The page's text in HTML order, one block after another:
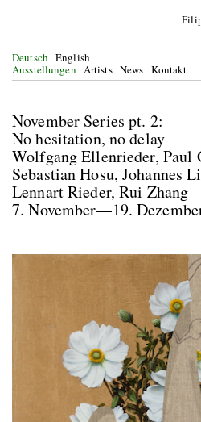
Deutsch English
Ausstellungen Artists News Kontakt
November Series pt. 2:
No hesitation, no delay
Wolfgang Ellenrieder, Paul
Sebastian Hosu, Johannes
Lennart Rieder, Rui Zhang
7. November—19.